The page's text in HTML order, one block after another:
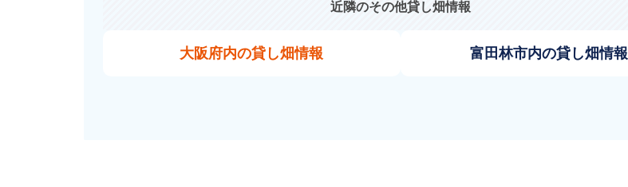
近隣のその他貸し畑情報
大阪府内の貸し畑情報 富田林市内の貸し畑情報